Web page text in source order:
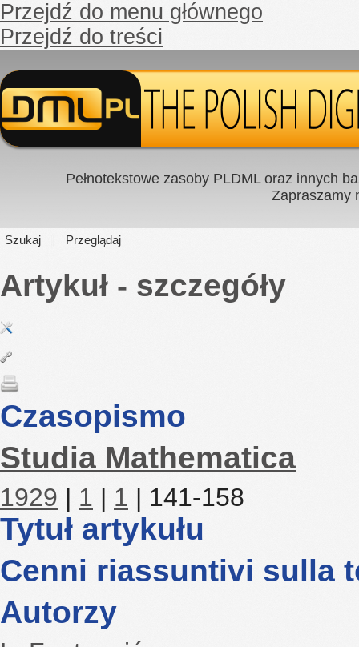
Przejdź do menu głównego
Przejdź do treści
Pełnotekstowe zasoby PLDML oraz innych
Zapraszamy
Szukaj Przeglądaj
Artykuł - szczegóły
Czasopismo
Studia Mathematica
1929 | 1 | 1 | 141-158
Tytuł artykułu
Cenni riassuntivi sulla
Autorzy